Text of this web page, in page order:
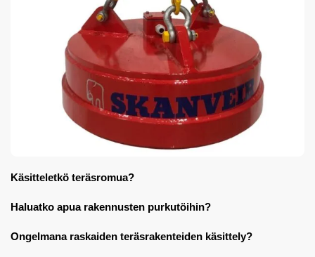
Käsitteletkö teräsromua?
Haluatko apua rakennusten purkutöihin?
Ongelmana raskaiden teräsrakenteiden käsittely?